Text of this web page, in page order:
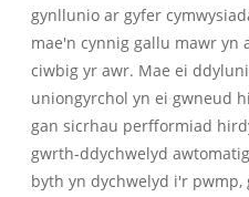
gynllunio ar gyfer
mae'n cynnig gallu mawr yn
ciwbig yr awr. Mae ei
uniongyrchol yn ei gwneud
gan sicrhau perfformiad
gwrth-ddychwelyd
byth yn dychwelyd i'r pwmp,